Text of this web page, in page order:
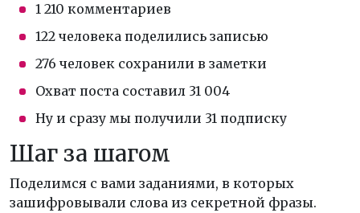
1 210 комментариев
122 человека поделились записью
276 человек сохранили в заметки
Охват поста составил 31 004
Ну и сразу мы получили 31 подписку
Шаг за шагом
Поделимся с вами заданиями, в которых
зашифровывали слова из секретной фразы.